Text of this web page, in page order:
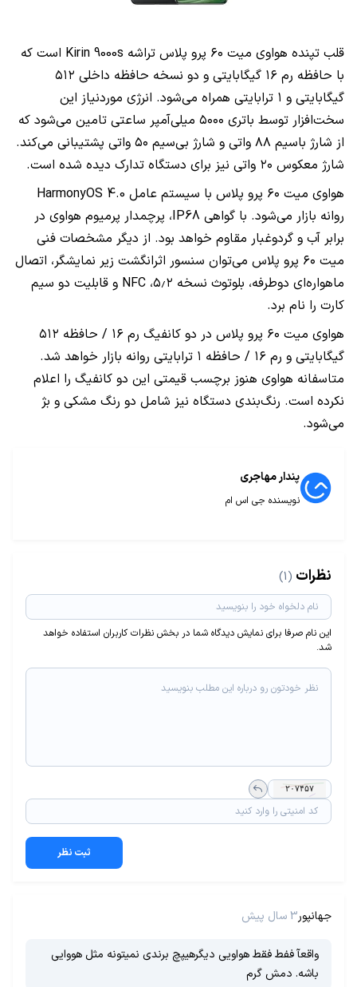
قلب تپنده هواوی میت ۶۰ پرو پلاس تراشه Kirin 9000s است که
با حافظه رم ۱۶ گیگابایتی و دو نسخه حافظه داخلی ۵۱۲
گیگابایتی و ۱ ترابایتی همراه می‌شود. انرژی موردنیاز این
سخت‌افزار توسط باتری ۵۰۰۰ میلی‌آمپر ساعتی تامین می‌شود که
از شارژ باسیم ۸۸ واتی و شارژ بی‌سیم ۵۰ واتی پشتیبانی می‌کند.
شارژ معکوس ۲۰ واتی نیز برای دستگاه تدارک دیده شده است.
هواوی میت ۶۰ پرو پلاس با سیستم عامل HarmonyOS 4.0
روانه بازار می‌شود. با گواهی IP68، پرچمدار پرمیوم هواوی در
برابر آب و گردو‌غبار مقاوم خواهد بود. از دیگر مشخصات فنی
میت ۶۰ پرو پلاس می‌توان سنسور اثرانگشت زیر نمایشگر، اتصال
ماهواره‌ای دوطرفه، بلوتوث نسخه ۵٫۲، NFC و قابلیت دو سیم
کارت را نام برد.
هواوی میت ۶۰ پرو پلاس در دو کانفیگ رم ۱۶ / حافظه ۵۱۲
گیگابایتی و رم ۱۶ / حافظه ۱ ترابایتی روانه بازار خواهد شد.
متاسفانه هواوی هنوز برچسب قیمتی این دو کانفیگ را اعلام
نکرده است. رنگ‌بندی دستگاه نیز شامل دو رنگ مشکی و بژ
می‌شود.
پندار مهاجری
نویسنده جی اس ام
نظرات (1)
این نام صرفا برای نمایش دیدگاه شما در بخش نظرات کاربران استفاده خواهد
شد.
ثبت نظر
جهانپور3 سال پیش
واقعآ ففط فقط هواویی دیگرهیپچ برندی نمیتونه مثل هووایی
باشه. دمش گرم